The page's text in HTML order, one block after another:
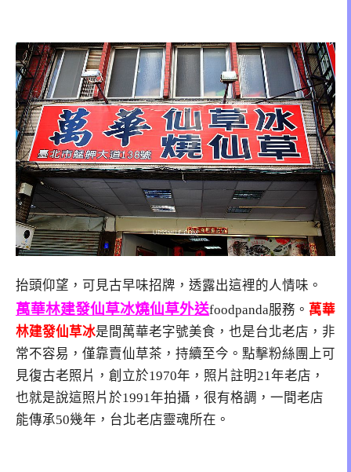
抬頭仰望，可見古早味招牌，透露出這裡的人情味。
萬華林建發仙草冰燒仙草外送foodpanda服務。 萬華
林建發仙草冰是間萬華老字號美食，也是台北老店，非
常不容易，僅靠賣仙草茶，持續至今。點擊粉絲團上可
見復古老照片，創立於1970年，照片註明21年老店，
也就是說這照片於1991年拍攝，很有格調，一間老店
能傳承50幾年，台北老店靈魂所在。